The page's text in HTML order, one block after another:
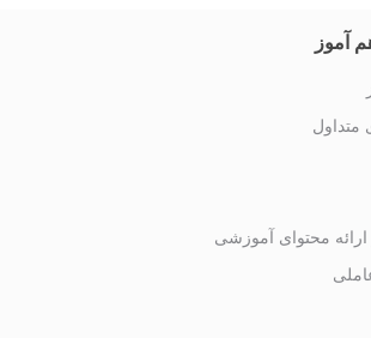
آموز
محتوای آموزشی